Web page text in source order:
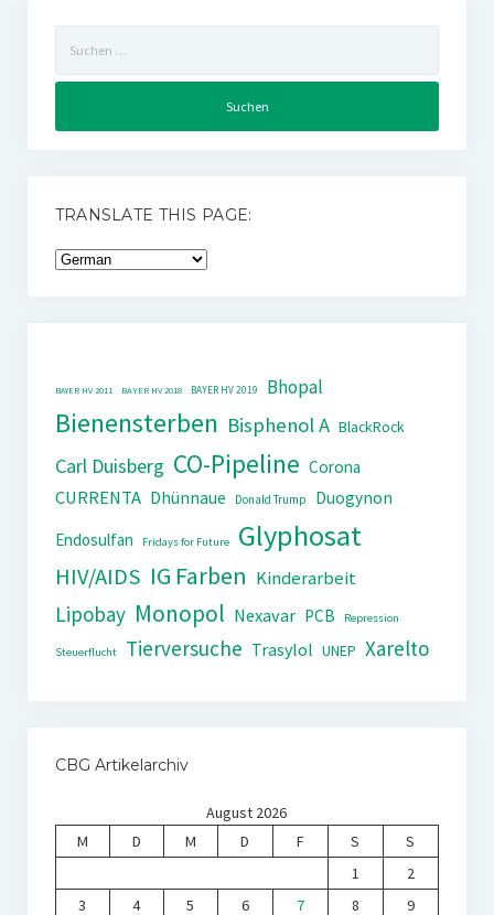
nach:
TRANSLATE THIS PAGE:
BAYER HV 2011 BAYER HV 2018 BAYER HV 2019 Bhopal
Bienensterben Bisphenol A BlackRock
Carl Duisberg CO-Pipeline Corona
CURRENTA Dhünnaue Donald Trump
Duogynon
Endosulfan
Fridays for Future Glyphosat
HIV/AIDS IG Farben Kinderarbeit
Lipobay Monopol Nexavar PCB Repression
Steuerflucht Tierversuche Trasylol UNEP Xarelto
CBG Artikelarchiv
August 2026
M
D M D F S
S
1
2
3
4 5 6 7 8 9